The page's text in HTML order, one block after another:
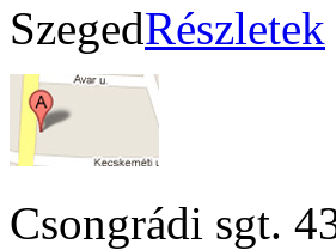
SzegedRészletek
Csongrádi sgt.